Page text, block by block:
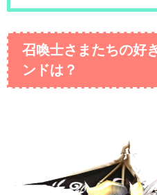
召喚士さまたちの好
ンドは？